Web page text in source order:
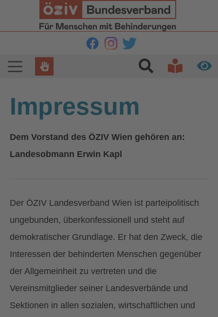
Zur Hauptnavigation springen
Zum Hauptinhalt springen
Zur Fußzeile springen
Impressum
Dem Vorstand des ÖZIV Wien gehören an:
Landesobmann Erwin Kapl
Der ÖZIV Landesverband Wien ist parteipolitisch
ungebunden, überkonfessionell und steht auf
demokratischer Grundlage. Er hat den Zweck, die
Interessen der behinderten Menschen gegenüber
der Allgemeinheit zu vertreten und die
Vereinsmitglieder seiner Landesverbände und
Sektionen in allen sozialen, wirtschaftlichen und